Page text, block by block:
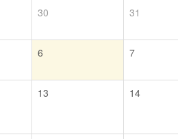
30 31
6 7
13 14